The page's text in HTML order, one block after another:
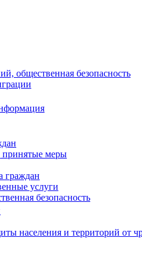
общественная безопасность
принятые меры
граждан
услуги
безопасность
населения и территорий от